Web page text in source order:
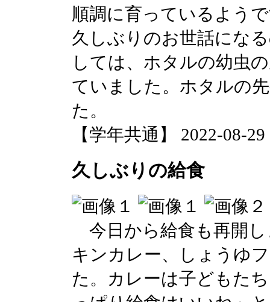
順調に育っているよう
久しぶりのお世話にな
しては、ホタルの幼虫
ていました。ホタルの
た。
【学年共通】 2022-08-
久しぶりの給食
今日から給食も再開
キンカレー、しょうゆ
た。カレーは子どもた